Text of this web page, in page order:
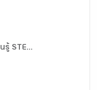
รู้ STE...